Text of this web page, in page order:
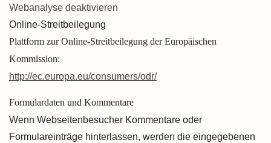
Webanalyse deaktivieren
Online-Streitbeilegung
Plattform zur Online-Streitbeilegung der Europäischen
Kommission:
http://ec.europa.eu/consumers/odr/
Formulardaten und Kommentare
Wenn Webseitenbesucher Kommentare oder
Formulareinträge hinterlassen, werden die eingegebenen